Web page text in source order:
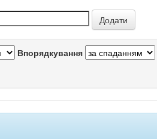
Впорядкування